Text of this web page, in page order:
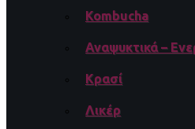
Kombucha
Αναψυκτικά –
Κρασί
Λικέρ